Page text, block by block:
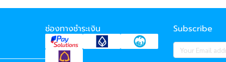
ช่องทางชำระเงิน Subscribe